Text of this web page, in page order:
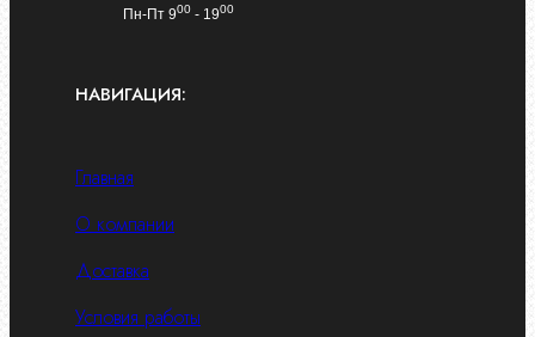
Пн-Пт 900 - 1900
НАВИГАЦИЯ:
Главная
О компании
Доставка
Условия работы